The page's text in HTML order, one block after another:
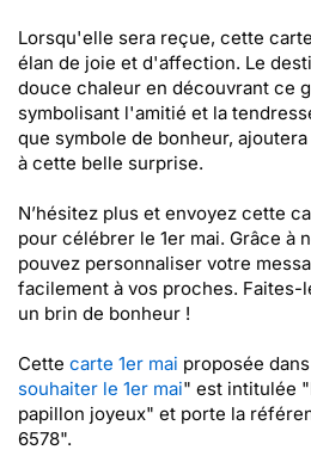
Lorsqu'elle sera reçue, cette
élan de joie et d'affection. Le
douce chaleur en découvrant ce
symbolisant l'amitié et la
que symbole de bonheur,
à cette belle surprise.
N’hésitez plus et envoyez cette
pour célébrer le 1er mai. Grâce à
pouvez personnaliser votre
facilement à vos proches. Faites-
un brin de bonheur !
Cette carte 1er mai proposée
souhaiter le 1er mai" est intitulée
papillon joyeux" et porte la
6578".